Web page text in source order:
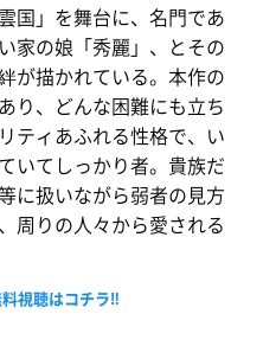
国」を舞台に、名門であ
家の娘「秀麗」、とその
が描かれている。本作の
り、どんな困難にも立ち
ティあふれる性格で、い
いてしっかり者。貴族だ
に扱いながら弱者の見方
周りの人々から愛される
視聴はコチラ‼